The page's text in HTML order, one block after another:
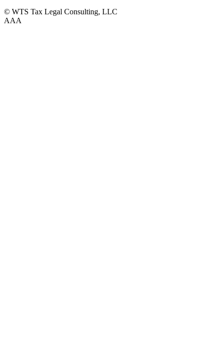
© WTS Tax Legal Consulting, LLC
AAA